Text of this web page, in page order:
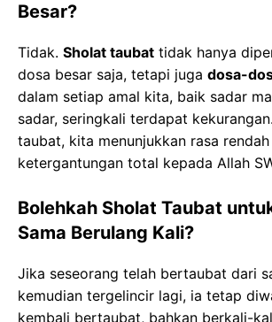
Besar?
Tidak. Sholat taubat tidak hanya
dosa besar saja, tetapi juga dosa-
dalam setiap amal kita, baik sadar
sadar, seringkali terdapat
taubat, kita menunjukkan rasa
ketergantungan total kepada Allah
Bolehkah Sholat Taubat
Sama Berulang Kali?
Jika seseorang telah bertaubat dari
kemudian tergelincir lagi, ia tetap
kembali bertaubat, bahkan berkali-